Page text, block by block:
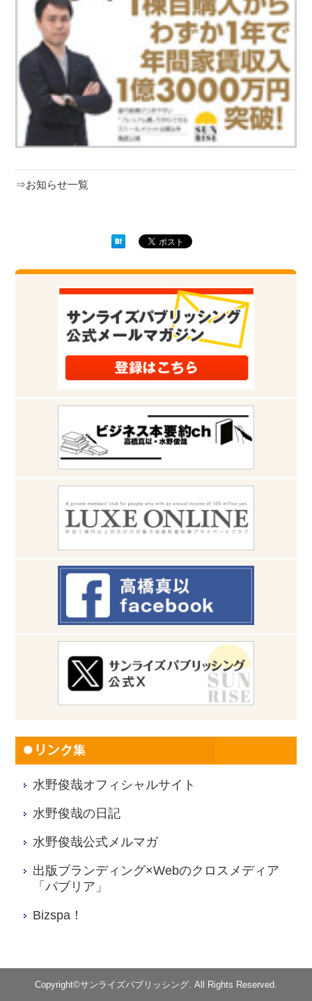
⇒お知らせ一覧
水野俊哉オフィシャルサイト
水野俊哉の日記
水野俊哉公式メルマガ
出版ブランディング×Webのクロスメディア
「パブリア」
Bizspa！
Copyright©サンライズパブリッシング. All Rights Reserved.